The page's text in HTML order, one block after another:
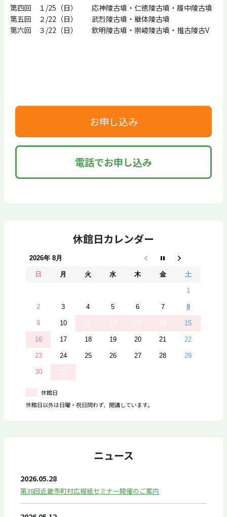
休館日カレンダー
2026年 8月
日 月 火 水 木 金 土
1
2 3 4 5 6 7 8
9 10 15
16 17 18 19 20 21 22
23 24 25 26 27 28 29
30
休館日
休館日以外は日曜・祝日問わず、開講しています。
ニュース
2026.05.28
第38回近畿市町村広報紙セミナー開催のご案内
第四回 １/25（日） 応神陵古墳・仁徳陵古墳・履中陵古墳
第五回 ２/22（日） 武烈陵古墳・継体陵古墳
第六回 ３/22（日） 欽明陵古墳・崇峻陵古墳・推古陵古V
お申し込み
電話でお申し込み